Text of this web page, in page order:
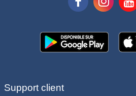
Support client